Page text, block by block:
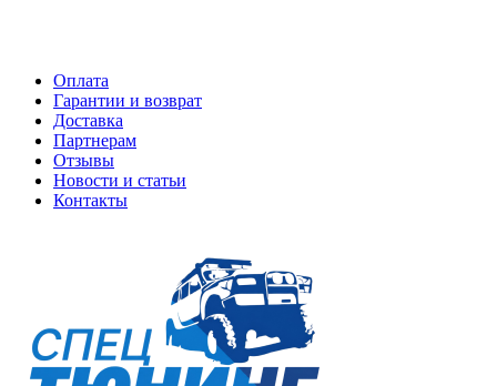
Оплата
Гарантии и возврат
Доставка
Партнерам
Отзывы
Новости и статьи
Контакты